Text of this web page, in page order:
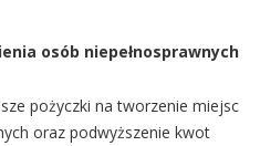
osób niepełnosprawnych
pożyczki na tworzenie miejsc
oraz podwyższenie kwot